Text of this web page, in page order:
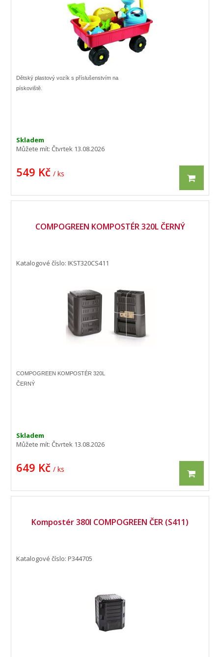
Skladem
Můžete mít:Čtvrtek 13.08.2026
549 Kč / ks
Dětský plastový vozík s příslušenstvím na
pískoviště.
COMPOGREEN KOMPOSTÉR 320L ČERNÝ
Katalogové číslo: IKST320CS411
Skladem
Můžete mít:Čtvrtek 13.08.2026
649 Kč / ks
COMPOGREEN KOMPOSTÉR 320L
ČERNÝ
Kompostér 380l COMPOGREEN ČER (S411)
Katalogové číslo: P344705